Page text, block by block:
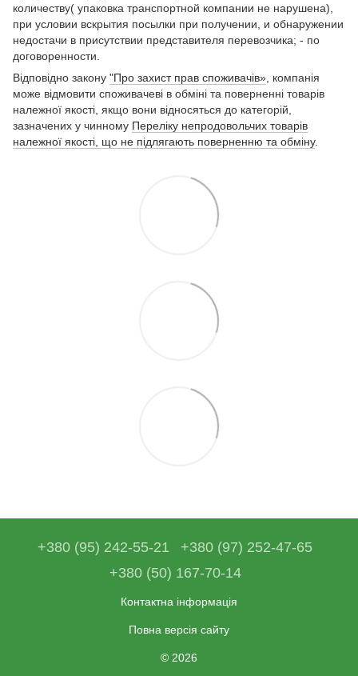
количеству( упаковка транспортной компании не нарушена),
при условии вскрытия посылки при получении, и обнаружении
недостачи в присутствии представителя перевозчика; - по
договоренности.
Відповідно закону "Про захист прав споживачів», компанія
може відмовити споживачеві в обміні та поверненні товарів
належної якості, якщо вони відносяться до категорій,
зазначених у чинному Переліку непродовольчих товарів
належної якості, що не підлягають поверненню та обміну.
+380 (95) 242-55-21
+380 (97) 252-47-65
+380 (50) 167-70-14
Контактна інформація
Повна версія сайту
© 2026